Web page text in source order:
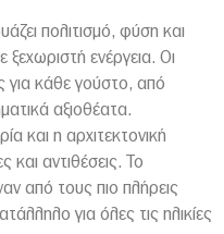
πολιτισμό, φύση και
ξεχωριστή ενέργεια. Οι
για κάθε γούστο, από
αξιοθέατα.
και η αρχιτεκτονική
και αντιθέσεις. Το
από τους πιο πλήρεις
για όλες τις ηλικίες